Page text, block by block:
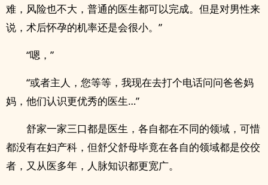
难，风险也不大，普通的医生都可以完成。但是对男性来
说，术后怀孕的机率还是会很小。”
“嗯，”
“或者主人，您等等，我现在去打个电话问问爸爸妈
妈，他们认识更优秀的医生…”
舒家一家三口都是医生，各自都在不同的领域，可惜
都没有在妇产科，但舒父舒母毕竟在各自的领域都是佼佼
者，又从医多年，人脉知识都更宽广。